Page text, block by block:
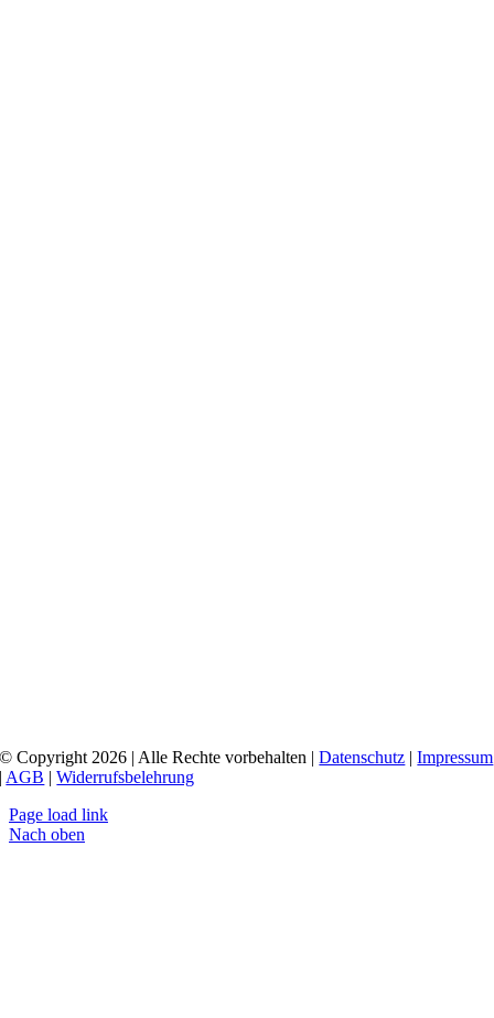
© Copyright 2026 | Alle Rechte vorbehalten |Datenschutz |Impressum
| AGB |Widerrufsbelehrung
Page load link
Nach oben